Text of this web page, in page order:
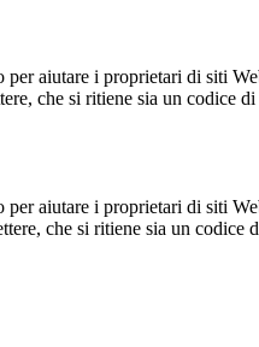
aiutare i proprietari di siti
che si ritiene sia un codice
aiutare i proprietari di siti
che si ritiene sia un